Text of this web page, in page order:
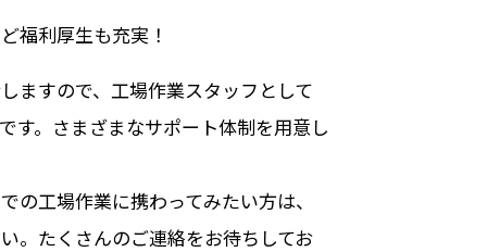
福利厚生も充実！
ますので、工場作業スタッフとして
す。さまざまなサポート体制を用意し
の工場作業に携わってみたい方は、
。たくさんのご連絡をお待ちしてお